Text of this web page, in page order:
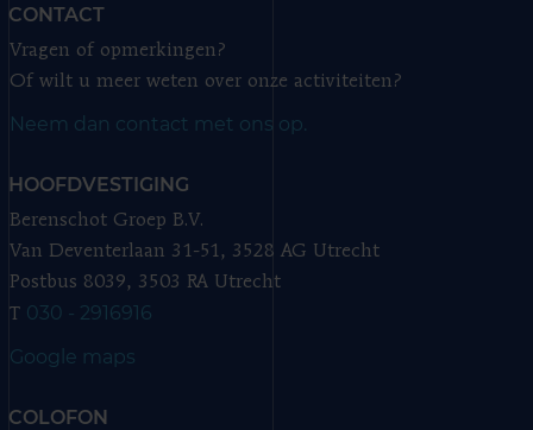
CONTACT
Vragen of opmerkingen?
Of wilt u meer weten over onze activiteiten?
Neem dan contact met ons op.
HOOFDVESTIGING
Berenschot Groep B.V.
Van Deventerlaan 31-51, 3528 AG Utrecht
Postbus 8039, 3503 RA Utrecht
T 030 - 2916916
Google maps
COLOFON